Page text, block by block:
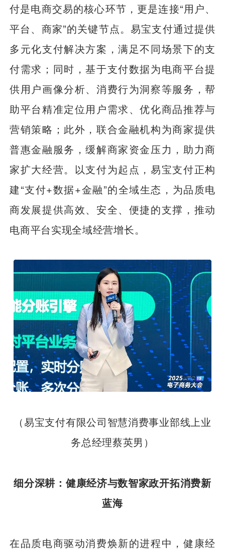
付是电商交易的核心环节，更是连接“用户、
平台、商家”的关键节点。易宝支付通过提供
多元化支付解决方案，满足不同场景下的支
付需求；同时，基于支付数据为电商平台提
供用户画像分析、消费行为洞察等服务，帮
助平台精准定位用户需求、优化商品推荐与
营销策略；此外，联合金融机构为商家提供
普惠金融服务，缓解商家资金压力，助力商
家扩大经营。以支付为起点，易宝支付正构
建“支付+数据+金融”的全域生态，为品质电
商发展提供高效、安全、便捷的支撑，推动
电商平台实现全域经营增长。
（易宝支付有限公司智慧消费事业部线上业
务总经理蔡英男）
细分深耕：健康经济与数智家政开拓消费新
蓝海
在品质电商驱动消费焕新的进程中，健康经